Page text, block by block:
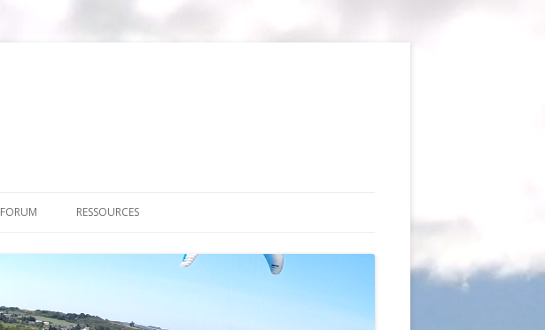
FORUM
VOLS ET TREUIL
RESSOURCES
ACTEURS LOCAUX DU VOL LIBRE